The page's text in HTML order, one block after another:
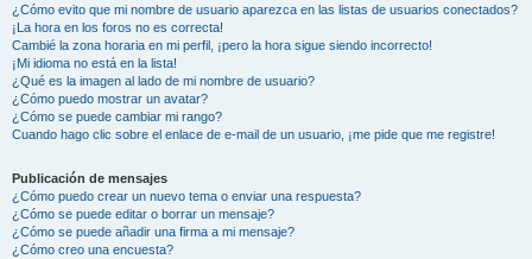
¿Cómo evito que mi nombre de usuario aparezca en las listas de usuarios conectados?
¡La hora en los foros no es correcta!
Cambié la zona horaria en mi perfil, ¡pero la hora sigue siendo incorrecto!
¡Mi idioma no está en la lista!
¿Qué es la imagen al lado de mi nombre de usuario?
¿Cómo puedo mostrar un avatar?
¿Cómo se puede cambiar mi rango?
Cuando hago clic sobre el enlace de e-mail de un usuario, ¡me pide que me registre!
Publicación de mensajes
¿Cómo puedo crear un nuevo tema o enviar una respuesta?
¿Cómo se puede editar o borrar un mensaje?
¿Cómo se puede añadir una firma a mi mensaje?
¿Cómo creo una encuesta?